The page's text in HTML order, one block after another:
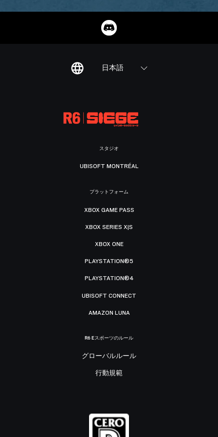
日本語
スタジオ
UBISOFT MONTRÉAL
プラットフォーム
XBOX GAME PASS
XBOX SERIES X|S
XBOX ONE
PLAYSTATION®5
PLAYSTATION®4
UBISOFT CONNECT
AMAZON LUNA
R6 Eスポーツのルール
グローバルルール
行動規範